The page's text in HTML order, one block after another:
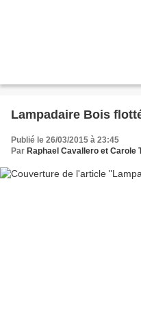
Lampadaire Bois
Publié le 26/03/2015 à 23:45
Par Raphael Cavallero et Carole